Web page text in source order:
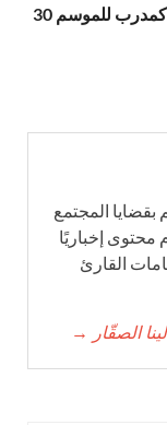
بقضايا المجتمع
محتوى إخباريًا
القارئ